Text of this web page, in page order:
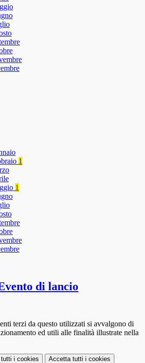
1
1
di lancio
terzi da questo utilizzati si avvalgono di
ed utili alle finalità illustrate nella
tutti i cookies Accetta tutti i cookies